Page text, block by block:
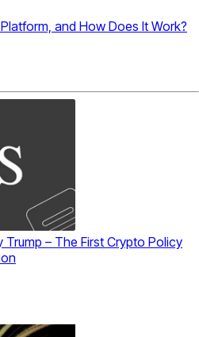
and How Does It Work?
Trump – The First Crypto Policy